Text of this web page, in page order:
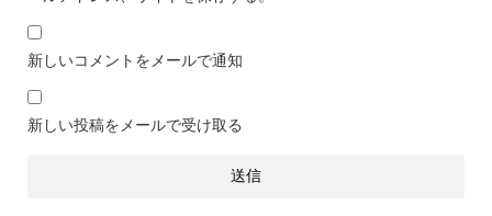
新しいコメントをメールで通知
新しい投稿をメールで受け取る